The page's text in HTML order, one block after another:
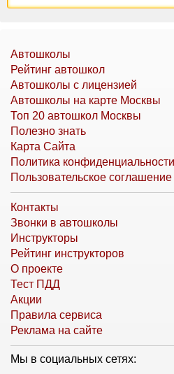
Автошколы
Рейтинг автошкол
Автошколы с лицензией
Автошколы на карте Москвы
Топ 20 автошкол Москвы
Полезно знать
Карта Сайта
Политика конфиденциальности
Пользовательское соглашение
Контакты
Звонки в автошколы
Инструкторы
Рейтинг инструкторов
О проекте
Тест ПДД
Акции
Правила сервиса
Реклама на сайте
Мы в социальных сетях: